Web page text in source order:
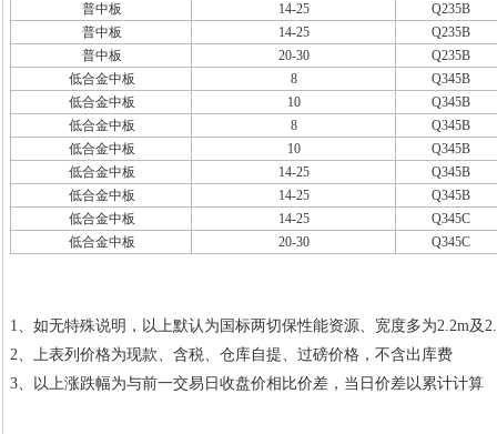
普中板
14-25
Q235B
普中板
14-25
Q235B
普中板
20-30
Q235B
低合金中板
8
Q345B
低合金中板
10
Q345B
低合金中板
8
Q345B
低合金中板
10
Q345B
低合金中板
14-25
Q345B
低合金中板
14-25
Q345B
低合金中板
14-25
Q345C
低合金中板
20-30 Q345C
1、如无特殊说明，以上默认为国标两切保性能资源、宽度多为2.2m及
2、上表列价格为现款、含税、仓库自提、过磅价格，不含出库费
3、以上涨跌幅为与前一交易日收盘价相比价差，当日价差以累计计算